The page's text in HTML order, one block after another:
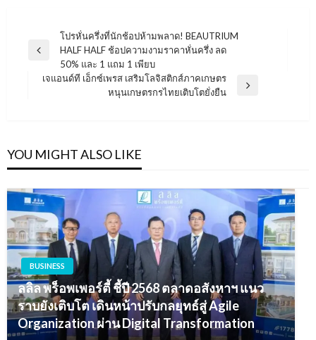
แนะแนว
เรื่อง
Previous
โปรหั่นครึ่งที่นักช้อปห้ามพลาด! BEAUTRIUM
HALF HALF ช้อปความงามราคาหั่นครึ่ง ลด
50% และ 1 แถม 1 เพียบ
เจแอนด์ที เอ็กซ์เพรส เสริมโลจิสติกส์ภาคเกษตร
หนุนเกษตรกรไทยเติบโตยั่งยืน
YOU MIGHT ALSO LIKE
BUSINESS
ลลิล พร็อพเพอร์ตี้ ชี้ปี 2568 ตลาดอสังหาฯ แนว
ราบยังเติบโต เดินหน้าปรับกลยุทธ์สู่ Agile
Organization ผ่าน Digital Transformation